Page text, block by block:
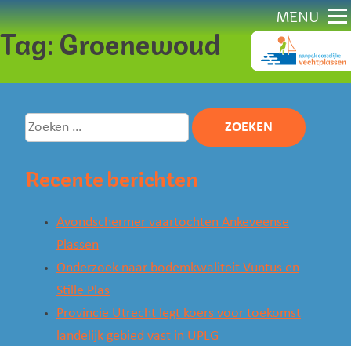
naar
content
MENU
Tag: Groenewoud
Zoeken
naar:
Recente berichten
Avondschermer vaartochten Ankeveense
Plassen
Onderzoek naar bodemkwaliteit Vuntus en
Stille Plas
Provincie Utrecht legt koers voor toekomst
landelijk gebied vast in UPLG